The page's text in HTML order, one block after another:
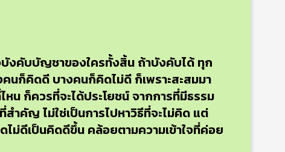
บังคับบัญชาของใครทั้งสิ้น ถ้าบังคับได้ ทุก
นก็คิดดี บางคนก็คิดไม่ดี ก็เพราะสะสมมา
น ก็ควรที่จะได้ประโยชน์ จากการที่มีธรรม
ำคัญ ไม่ใช่เป็นการไปหาวิธีที่จะไม่คิด แต่
ไม่ดีเป็นคิดดีขึ้น คล้อยตามความเข้าใจที่ค่อย